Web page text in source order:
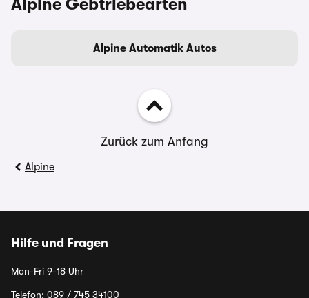
Alpine Gebtriebearten
Alpine Automatik Autos
Zurück zum Anfang
Alpine
Hilfe und Fragen
Mon-Fri 9-18 Uhr
Telefon: 089 / 745 34100